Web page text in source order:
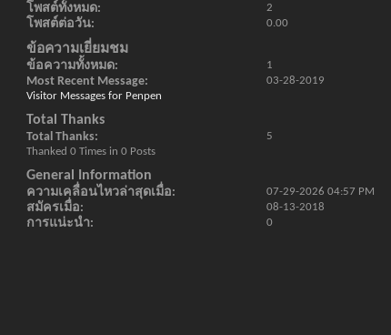
โพสต์ทั้งหมด 2
โพสต์ต่อวัน 0.00
ข้อความเยี่ยมชม
ข้อความทั้งหมด 1
Most Recent Message
03-28-2019
Visitor Messages for Penpen
Total Thanks
Total Thanks
5
Thanked 0 Times in 0 Posts
General Information
ความเคลื่อนไหวล่าสุดเมื่อ 07-29-202604:57 PM
สมัครเมื่อ 08-13-2018
การแน่ะนำ 0